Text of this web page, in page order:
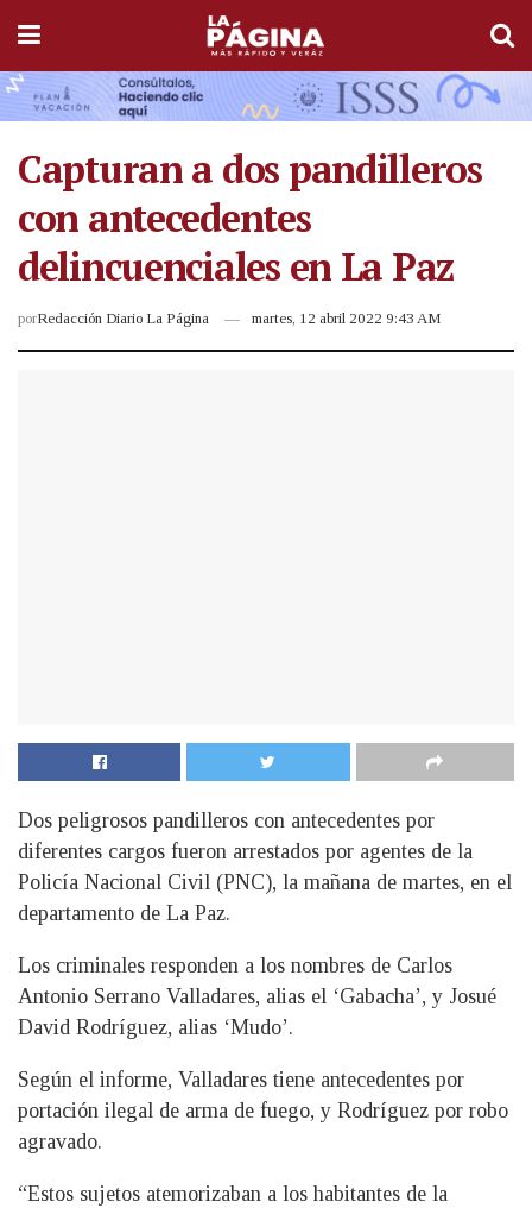
Capturan a dos pandilleros
con antecedentes
delincuenciales en La Paz
porRedacción Diario La Página martes, 12 abril 2022 9:43 AM
Dos peligrosos pandilleros con antecedentes por
diferentes cargos fueron arrestados por agentes de la
Policía Nacional Civil (PNC), la mañana de martes, en el
departamento de La Paz.
Los criminales responden a los nombres de Carlos
Antonio Serrano Valladares, alias el ‘Gabacha’, y Josué
David Rodríguez, alias ‘Mudo’.
Según el informe, Valladares tiene antecedentes por
portación ilegal de arma de fuego, y Rodríguez por robo
agravado.
“Estos sujetos atemorizaban a los habitantes de la